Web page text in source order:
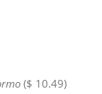
($ 10.49)